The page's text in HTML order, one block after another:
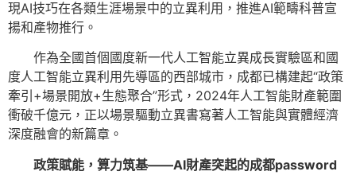
現AI技巧在各類生涯場景中的立異利用，推進AI範疇科普宣
揚和產物推行。
作為全國首個國度新一代人工智能立異成長實驗區和國
度人工智能立異利用先導區的西部城市，成都已構建起“政策
牽引+場景開放+生態聚合”形式，2024年人工智能財產範圍
衝破千億元，正以場景驅動立異書寫著人工智能與實體經濟
深度融會的新篇章。
政策賦能，算力筑基——AI財產突起的成都password